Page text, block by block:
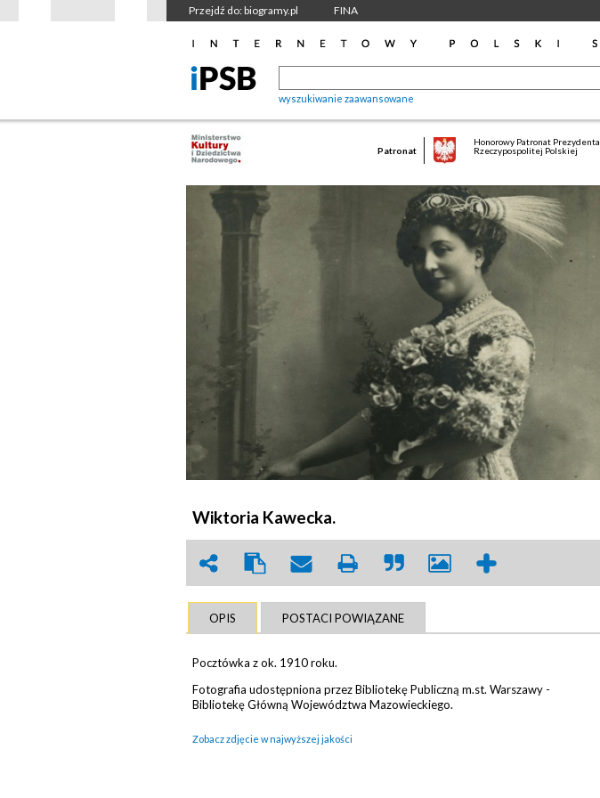
Przejdź do: biogramy.pl FINA
wyszukiwanie zaawansowane
Patronat
Honorowy Patronat Prezydenta
Rzeczypospolitej Polskiej
Wiktoria Kawecka.
OPIS POSTACI POWIĄZANE
Pocztówka z ok. 1910 roku.
Fotografia udostępniona przez Bibliotekę Publiczną m.st. Warszawy -
Bibliotekę Główną Województwa Mazowieckiego.
Zobacz zdjęcie w najwyższej jakości